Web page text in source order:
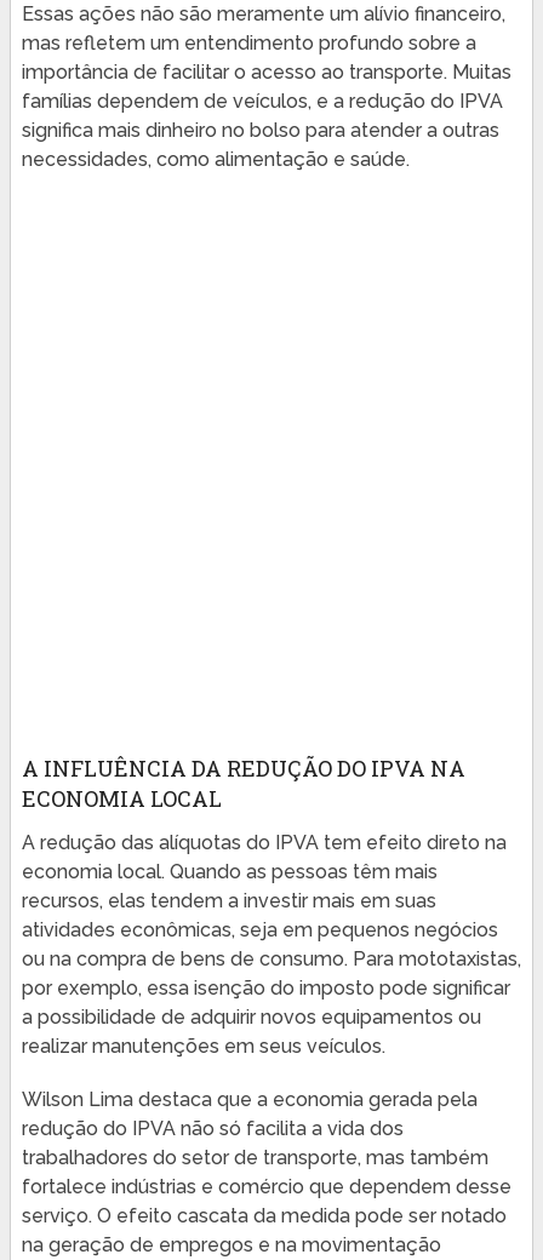
Essas ações não são meramente um alívio financeiro,
mas refletem um entendimento profundo sobre a
importância de facilitar o acesso ao transporte. Muitas
famílias dependem de veículos, e a redução do IPVA
significa mais dinheiro no bolso para atender a outras
necessidades, como alimentação e saúde.
A INFLUÊNCIA DA REDUÇÃO DO IPVA NA
ECONOMIA LOCAL
A redução das alíquotas do IPVA tem efeito direto na
economia local. Quando as pessoas têm mais
recursos, elas tendem a investir mais em suas
atividades econômicas, seja em pequenos negócios
ou na compra de bens de consumo. Para mototaxistas,
por exemplo, essa isenção do imposto pode significar
a possibilidade de adquirir novos equipamentos ou
realizar manutenções em seus veículos.
Wilson Lima destaca que a economia gerada pela
redução do IPVA não só facilita a vida dos
trabalhadores do setor de transporte, mas também
fortalece indústrias e comércio que dependem desse
serviço. O efeito cascata da medida pode ser notado
na geração de empregos e na movimentação